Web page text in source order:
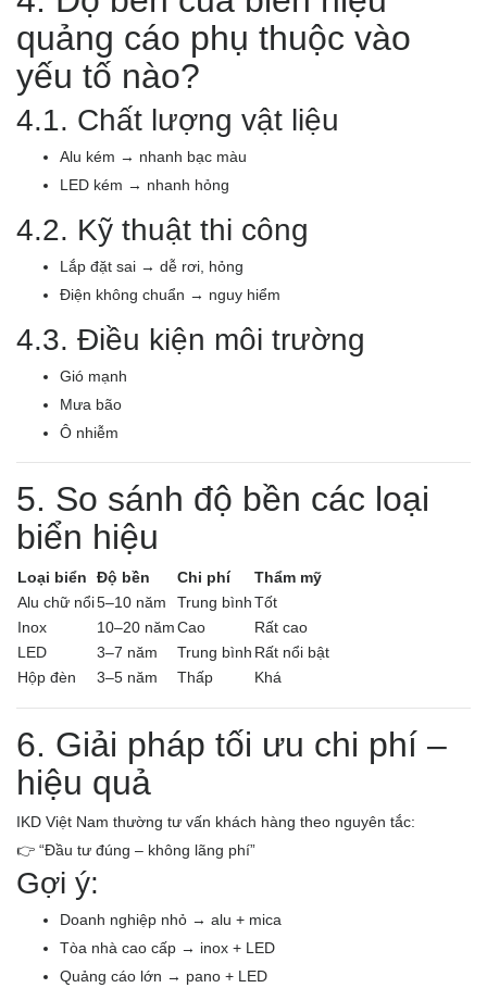
quảng cáo phụ thuộc vào
yếu tố nào?
4.1. Chất lượng vật liệu
Alu kém → nhanh bạc màu
LED kém → nhanh hỏng
4.2. Kỹ thuật thi công
Lắp đặt sai → dễ rơi, hỏng
Điện không chuẩn → nguy hiểm
4.3. Điều kiện môi trường
Gió mạnh
Mưa bão
Ô nhiễm
5. So sánh độ bền các loại
biển hiệu
Loại biển Độ bền Chi phí
Thẩm mỹ
Alu chữ nổi5–10 năm Trung bìnhTốt
Inox
10–20 nămCao
Rất cao
LED
3–7 năm Trung bình Rất nổi bật
Hộp đèn
3–5 năm Thấp Khá
6. Giải pháp tối ưu chi phí –
hiệu quả
IKD Việt Nam thường tư vấn khách hàng theo nguyên tắc:
👉 “Đầu tư đúng – không lãng phí”
Gợi ý:
Doanh nghiệp nhỏ → alu + mica
Tòa nhà cao cấp → inox + LED
Quảng cáo lớn → pano + LED